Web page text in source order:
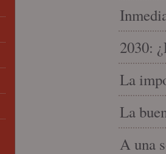
2030:
La
La
A una